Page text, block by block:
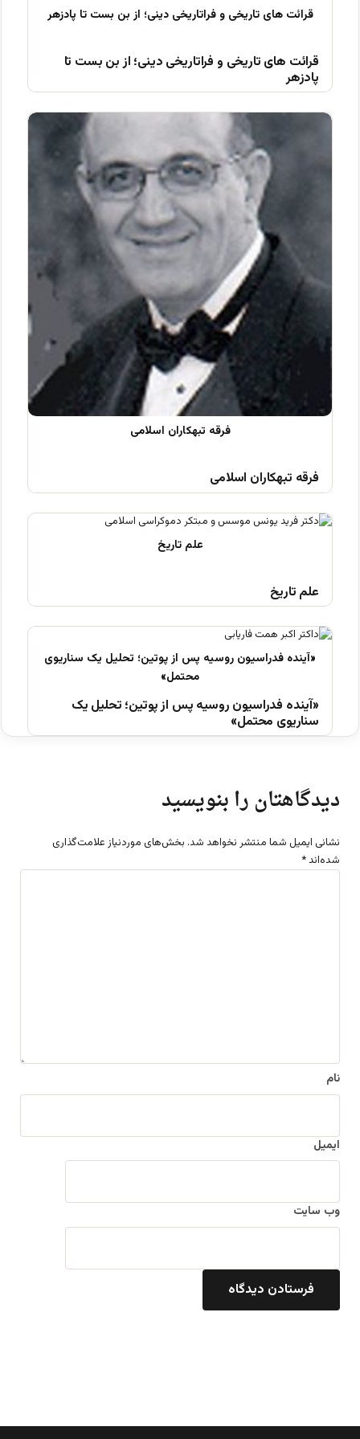
قرائت های تاریخی و فراتاریخی دینی؛ از بن بست تا
پادزهر
فرقه تبهکاران اسلامی
علم تاریخ
«آینده فدراسیون روسیه پس از پوتین؛ تحلیل یک
سناریوی محتمل»
دیدگاهتان را بنویسید
نشانی ایمیل شما منتشر نخواهد شد. بخش‌های موردنیاز علامت‌گذاری
شده‌اند *
نام
ایمیل
وب‌ سایت